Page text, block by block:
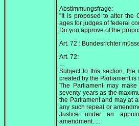
Abstimmungsfrage:
"It is proposed to alter the
ages for judges of federal
Do you approve of the
Art. 72 : Bundesrichter
Art. 72:
...
Subject to this section, the
created by the Parliament is
The Parliament may
seventy years as the
the Parliament and may at
any such repeal or
Justice under an
amendment. ...